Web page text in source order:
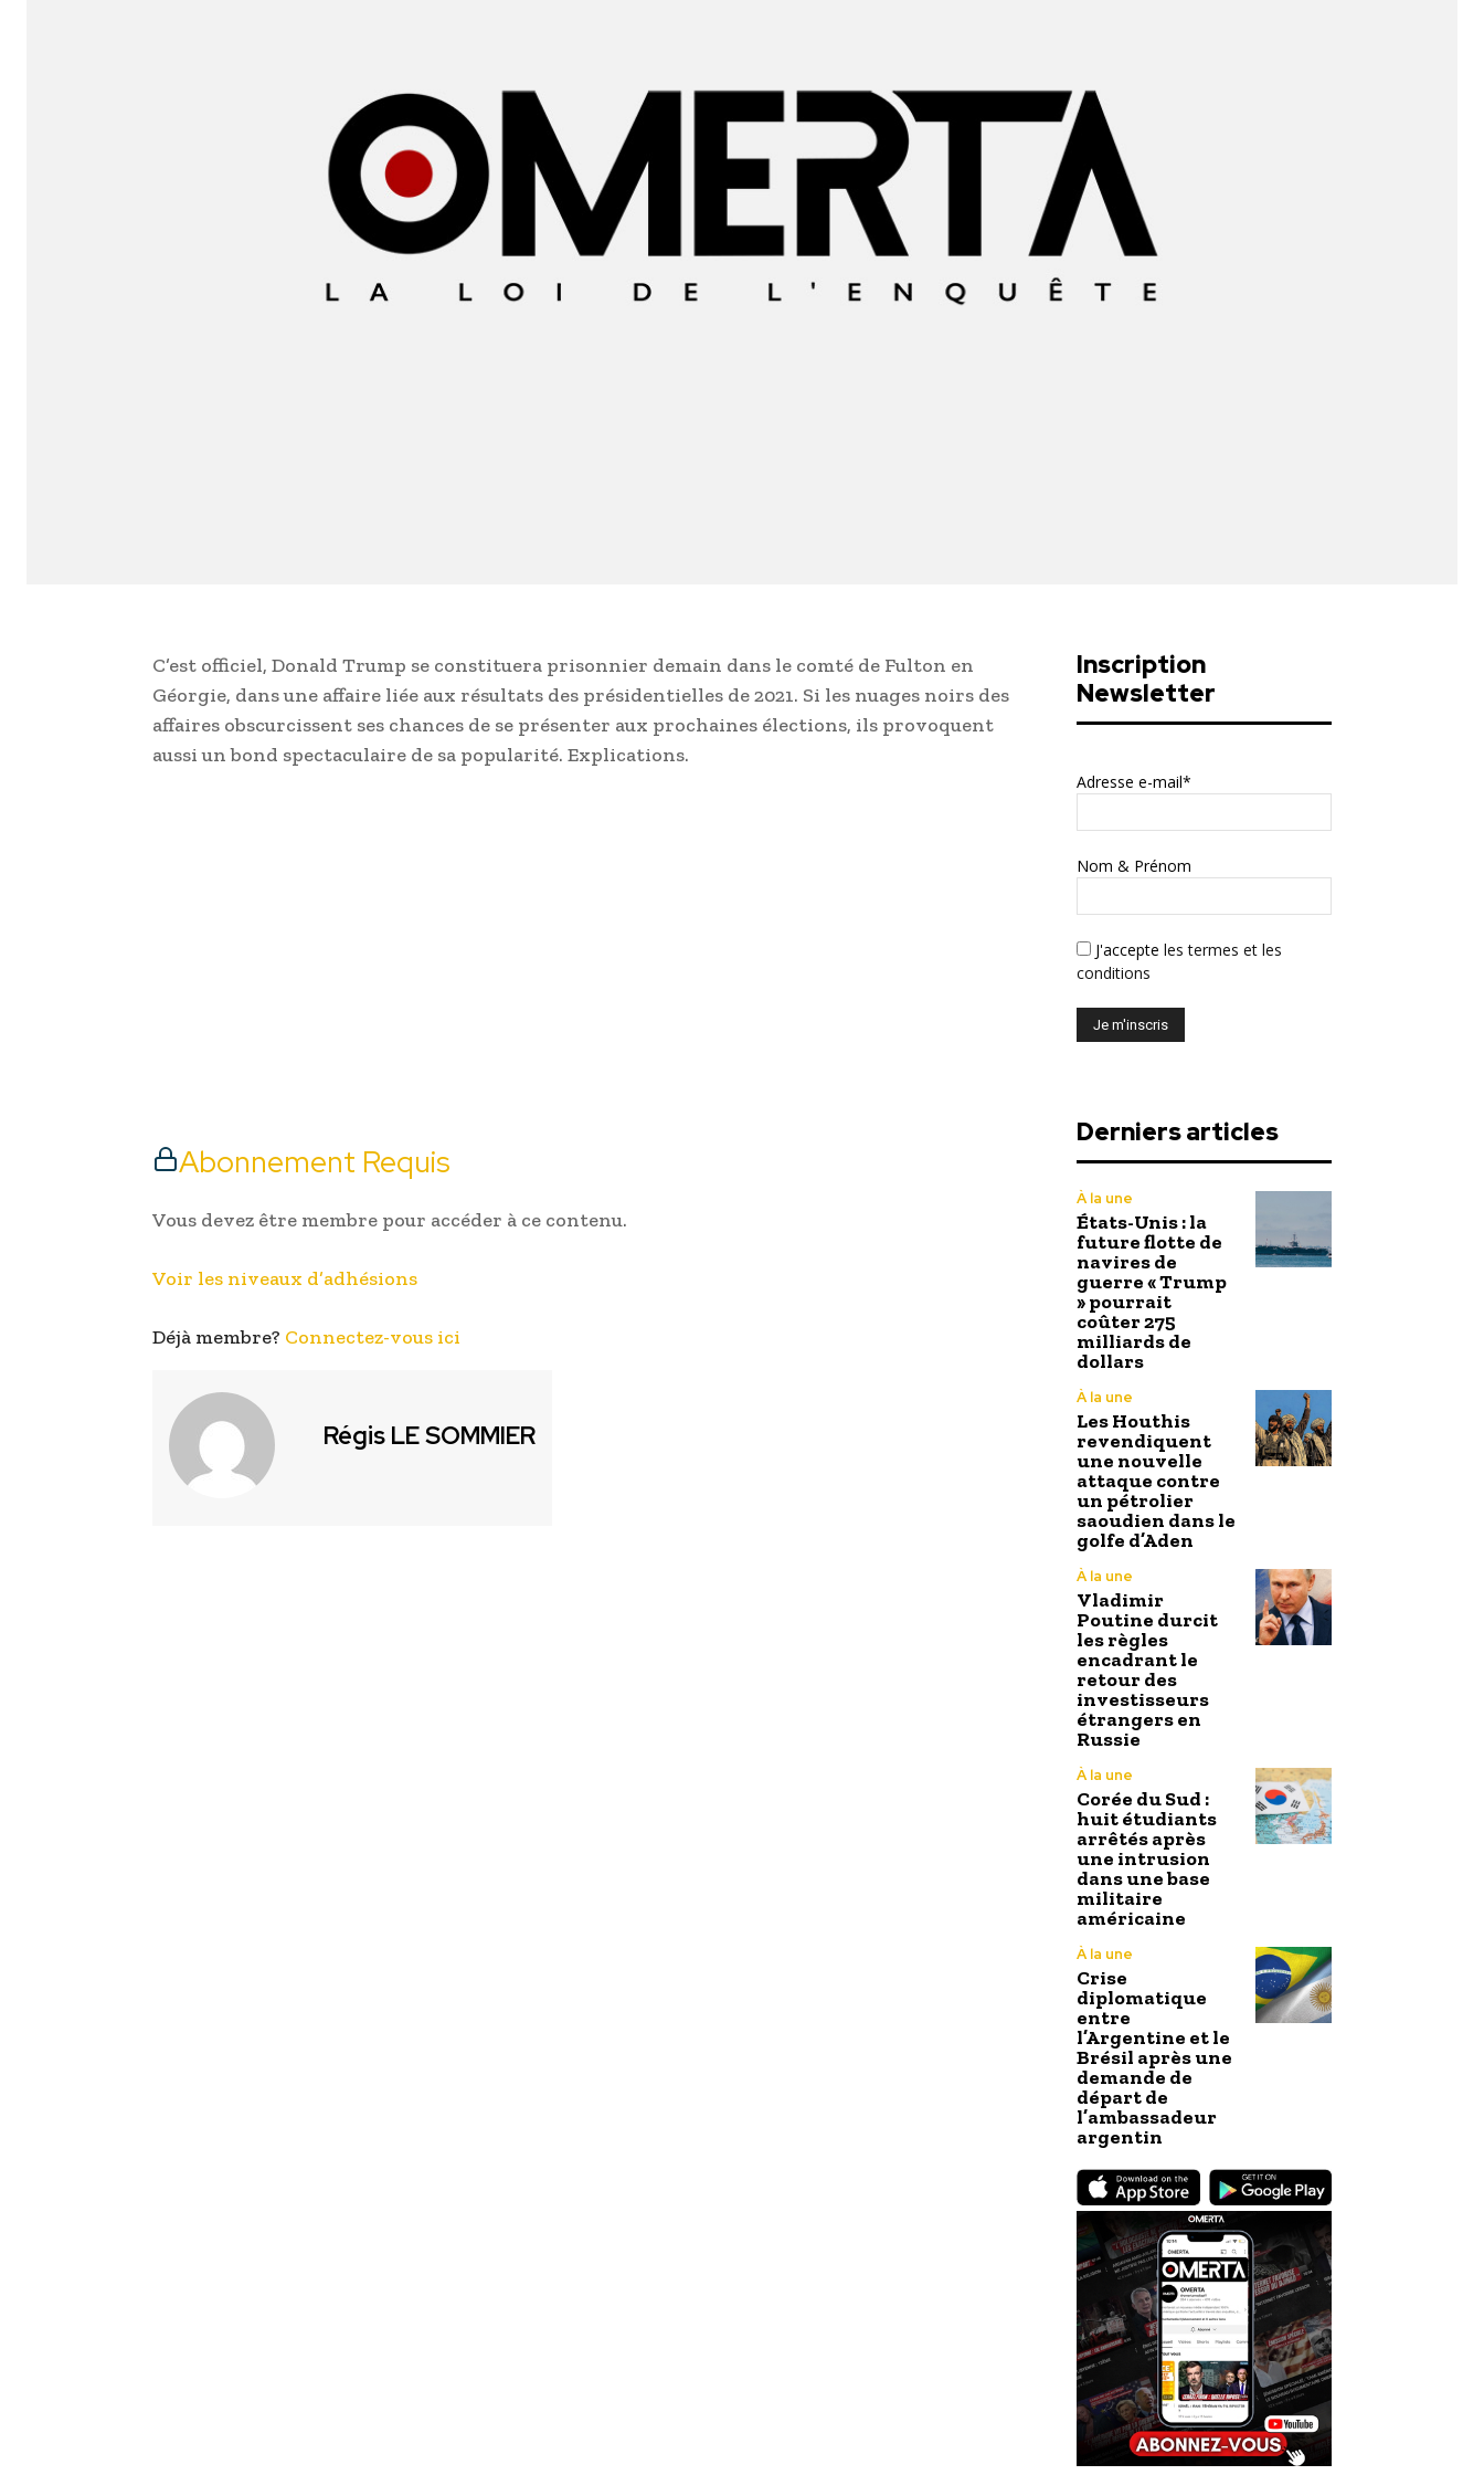
C’est officiel, Donald Trump se constituera prisonnier demain dans le comté de Fulton en
Géorgie, dans une affaire liée aux résultats des présidentielles de 2021. Si les nuages noirs des
affaires obscurcissent ses chances de se présenter aux prochaines élections, ils provoquent
aussi un bond spectaculaire de sa popularité. Explications.
Abonnement Requis
Vous devez être membre pour accéder à ce contenu.
Voir les niveaux d’adhésions
Déjà membre? Connectez-vous ici
Régis LE SOMMIER
Inscription
Newsletter
Adresse e-mail*
Nom & Prénom
J'accepte les termes et les
conditions
Derniers articles
À la une
États-Unis : la
future flotte de
navires de
guerre « Trump
» pourrait
coûter 275
milliards de
dollars
À la une
Les Houthis
revendiquent
une nouvelle
attaque contre
un pétrolier
saoudien dans le
golfe d’Aden
À la une
Vladimir
Poutine durcit
les règles
encadrant le
retour des
investisseurs
étrangers en
Russie
À la une
Corée du Sud :
huit étudiants
arrêtés après
une intrusion
dans une base
militaire
américaine
À la une
Crise
diplomatique
entre
l’Argentine et le
Brésil après une
demande de
départ de
l’ambassadeur
argentin